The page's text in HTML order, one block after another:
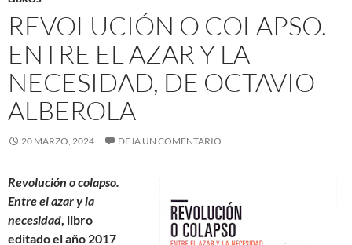
REVOLUCIÓN O COLAPSO.
ENTRE EL AZAR Y LA
NECESIDAD, DE OCTAVIO
ALBEROLA
20 MARZO, 2024 DEJA UN COMENTARIO
Revolución o colapso.
Entre el azar y la
necesidad , libro
editado el año 2017